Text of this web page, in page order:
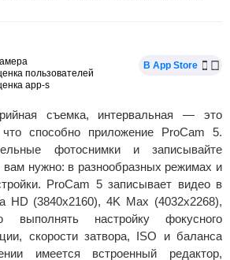
пользователей
app-s
В App Store
съемка, интервальная — это
способно приложение ProCam 5.
фотоснимки и записывайте
вам нужно: в разнообразных режимах и
ProCam 5 записывает видео в
HD (3840x2160), 4K Max (4032х2268),
выполнять настройку фокусного
скорости затвора, ISO и баланса
имеется встроенный редактор,